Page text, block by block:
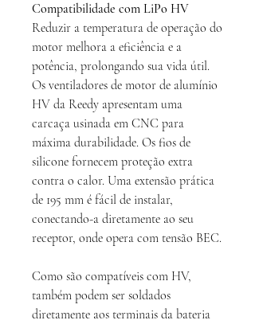
Compatibilidade com LiPo HV
Reduzir a temperatura de operação do
motor melhora a eficiência e a
potência, prolongando sua vida útil.
Os ventiladores de motor de alumínio
HV da Reedy apresentam uma
carcaça usinada em CNC para
máxima durabilidade. Os fios de
silicone fornecem proteção extra
contra o calor. Uma extensão prática
de 195 mm é fácil de instalar,
conectando-a diretamente ao seu
receptor, onde opera com tensão BEC.
Como são compatíveis com HV,
também podem ser soldados
diretamente aos terminais da bateria